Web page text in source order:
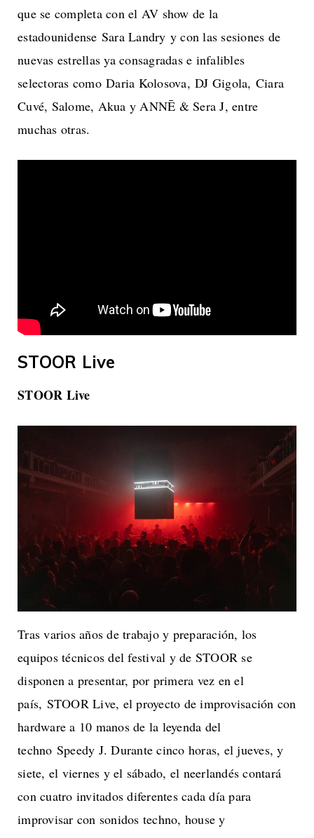
que se completa con el AV show de la
estadounidense Sara Landry y con las sesiones de
nuevas estrellas ya consagradas e infalibles
selectoras como Daria Kolosova, DJ Gigola, Ciara
Cuvé, Salome, Akua y ANNĒ & Sera J, entre
muchas otras.
STOOR Live
STOOR Live
Tras varios años de trabajo y preparación, los
equipos técnicos del festival y de STOOR se
disponen a presentar, por primera vez en el
país, STOOR Live, el proyecto de improvisación con
hardware a 10 manos de la leyenda del
techno Speedy J. Durante cinco horas, el jueves, y
siete, el viernes y el sábado, el neerlandés contará
con cuatro invitados diferentes cada día para
improvisar con sonidos techno, house y